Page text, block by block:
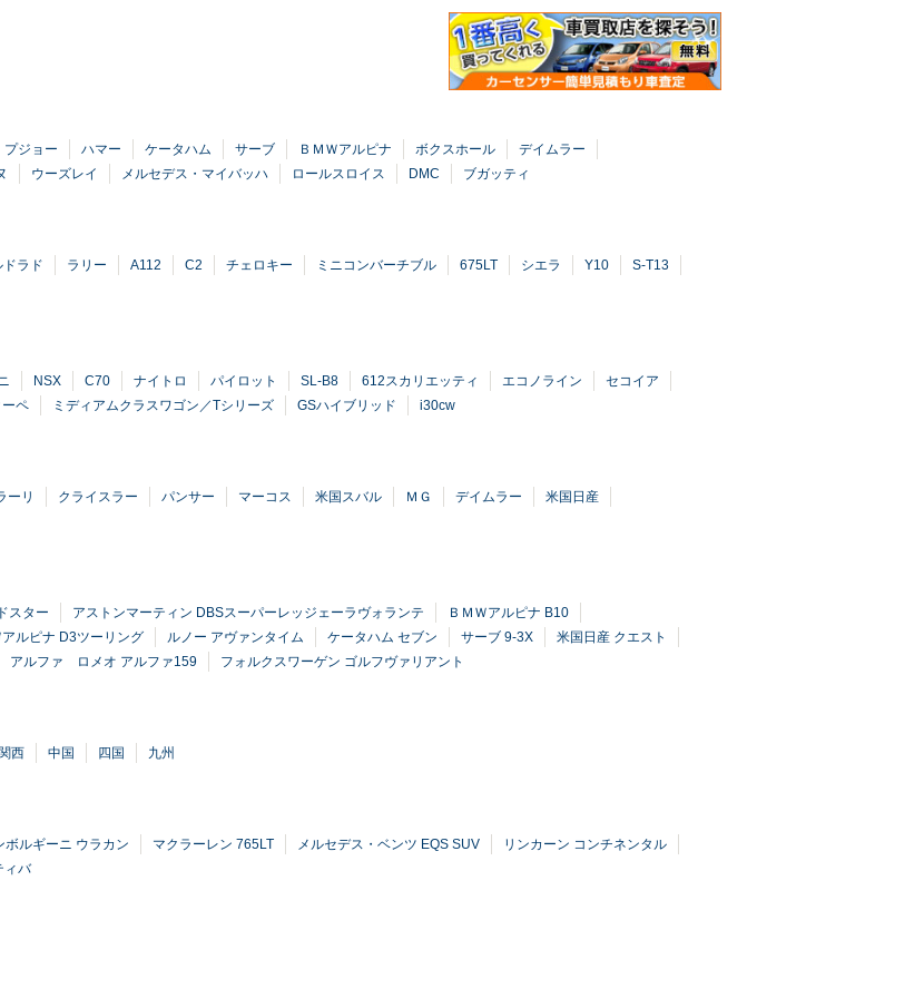
プジョー ハマー ケータハム サーブ ＢＭＷアルピナ ボクスホール
デイムラー
ウーズレイ メルセデス・マイバッハ ロールスロイス DMC ブガッティ
ドラド ラリー A112 C2 チェロキー ミニコンバーチブル 675LT シエラ Y10
S-T13
NSX C70 ナイトロ パイロット SL-B8 612スカリエッティ エコノライン
セコイア
ペ ミディアムクラスワゴン／Tシリーズ GSハイブリッド i30cw
ーリ クライスラー パンサー マーコス 米国スバル ＭＧ デイムラー
米国日産
スター アストンマーティン DBSスーパーレッジェーラヴォランテ
ＢＭＷアルピナ B10
アルピナ D3ツーリング ルノー アヴァンタイム ケータハム セブン サーブ 9-3X
米国日産 クエスト
アルファ ロメオ アルファ159 フォルクスワーゲン ゴルフヴァリアント
関西 中国 四国 九州
ボルギーニ ウラカン マクラーレン 765LT メルセデス・ベンツ EQS SUV
リンカーン コンチネンタル
ィバ